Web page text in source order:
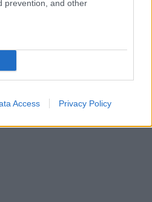
prevention, and other
Access Privacy Policy